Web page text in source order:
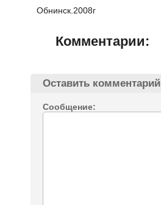
Обнинск.2008г
Комментарии:
Оставить комментарий
Сообщение: